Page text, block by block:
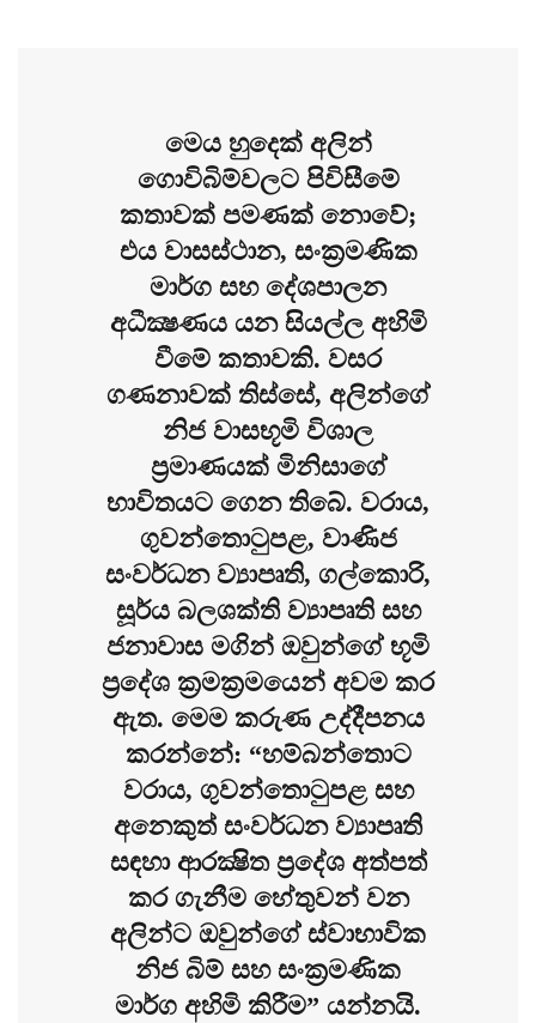
මෙය හුදෙක් අලින්
ගොවිබිම්වලට පිවිසීමේ
කතාවක් පමණක් නොවේ;
එය වාසස්ථාන, සංක්‍රමණික
මාර්ග සහ දේශපාලන
අධීක්‍ෂණය යන සියල්ල අහිමි
වීමේ කතාවකි. වසර
ගණනාවක් තිස්සේ, අලින්ගේ
නිජ වාසභූමි විශාල
ප්‍රමාණයක් මිනිසාගේ
භාවිතයට ගෙන තිබේ. වරාය,
ගුවන්තොටුපළ, වාණිජ
සංවර්ධන ව්‍යාපෘති, ගල්කොරි,
සූර්ය බලශක්ති ව්‍යාපෘති සහ
ජනාවාස මගින් ඔවුන්ගේ භූමි
ප්‍රදේශ ක්‍රමක්‍රමයෙන් අවම කර
ඇත. මෙම කරුණ උද්දීපනය
කරන්නේ: “හම්බන්තොට
වරාය, ගුවන්තොටුපළ සහ
අනෙකුත් සංවර්ධන ව්‍යාපෘති
සඳහා ආරක්‍ෂිත ප්‍රදේශ අත්පත්
කර ගැනීම හේතුවන් වන
අලින්ට ඔවුන්ගේ ස්වාභාවික
නිජ බිම් සහ සංක්‍රමණික
මාර්ග අහිමි කිරීම” යන්නයි.